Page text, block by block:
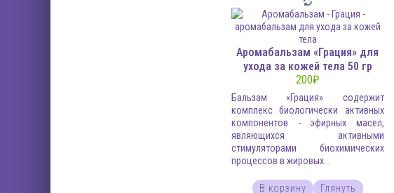
Аромабальзам «Грация» для
ухода за кожей тела 50 гр
200₽
Бальзам «Грация» содержит
комплекс биологически активных
компонентов - эфирных масел,
являющихся активными
стимуляторами биохимических
процессов в жировых...
В корзину Глянуть